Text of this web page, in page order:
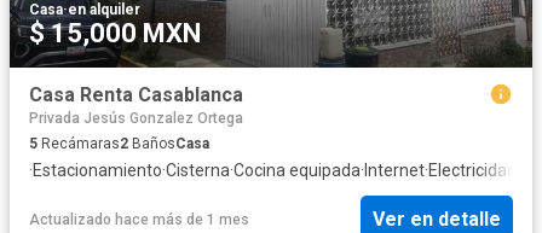
Casa·en alquiler
$ 15,000 MXN
Casa Renta Casablanca
Privada Jesús Gonzalez Ortega
5 Recámaras2 BañosCasa
·Estacionamiento·Cisterna·Cocina equipada· Internet·Electricidad
Actualizado hace más de 1 mes Ver en detalle